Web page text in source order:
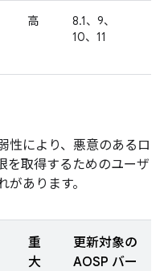
高
8.1、9、
10、11
性により、悪意のあるロ
を取得するためのユーザ
あります。
重
大
更新対象の
AOSP バー